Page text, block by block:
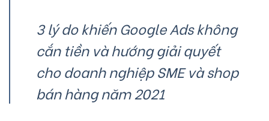
3 lý do khiến Google Ads không
cắn tiền và hướng giải quyết
cho doanh nghiệp SME và shop
bán hàng năm 2021